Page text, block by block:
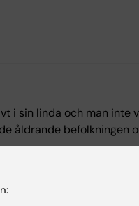
i sin linda och man inte
åldrande befolkningen